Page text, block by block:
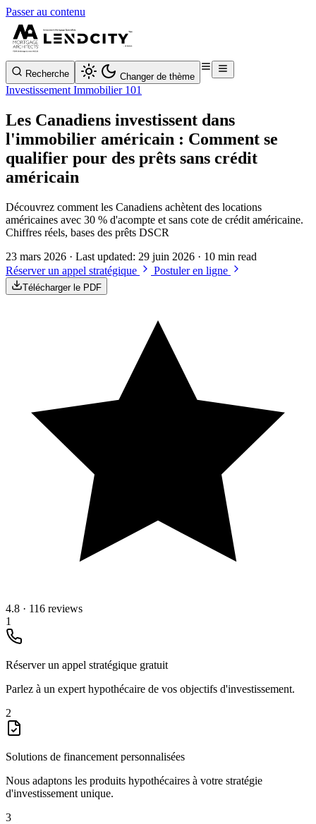
Passer au contenu
Recherche Changer de thème
Investissement Immobilier 101
Les Canadiens investissent dans
l'immobilier américain : Comment se
qualifier pour des prêts sans crédit
américain
Découvrez comment les Canadiens achètent des locations
américaines avec 30 % d'acompte et sans cote de crédit américaine.
Chiffres réels, bases des prêts DSCR
23 mars 2026 · Last updated: 29 juin 2026 · 10 min read
Réserver un appel stratégique
Postuler en ligne
Télécharger le PDF
4.8 · 116 reviews
1
Réserver un appel stratégique gratuit
Parlez à un expert hypothécaire de vos objectifs d'investissement.
2
Solutions de financement personnalisées
Nous adaptons les produits hypothécaires à votre stratégie
d'investissement unique.
3